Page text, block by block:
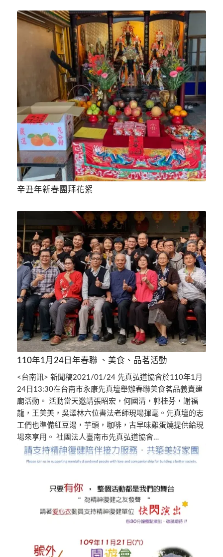
辛丑年新春團拜花絮
110年1月24日年春聯 、美食、品茗活動
<台南訊> 新聞稿2021/01/24 先真弘道協會於110年1月
24日13:30在台南市永康先真壇舉辦春聯美食茗品義賣建
廟活動。 活動當天邀請張昭宏，何國清，郭桂芬，謝福
龍，王美美，吳澤林六位書法老師現場揮毫。先真壇的志
工們也準備紅豆湯，芋頭，咖啡，古早味雞蛋燒提供給現
場來享用。 社團法人臺南市先真弘道協會…